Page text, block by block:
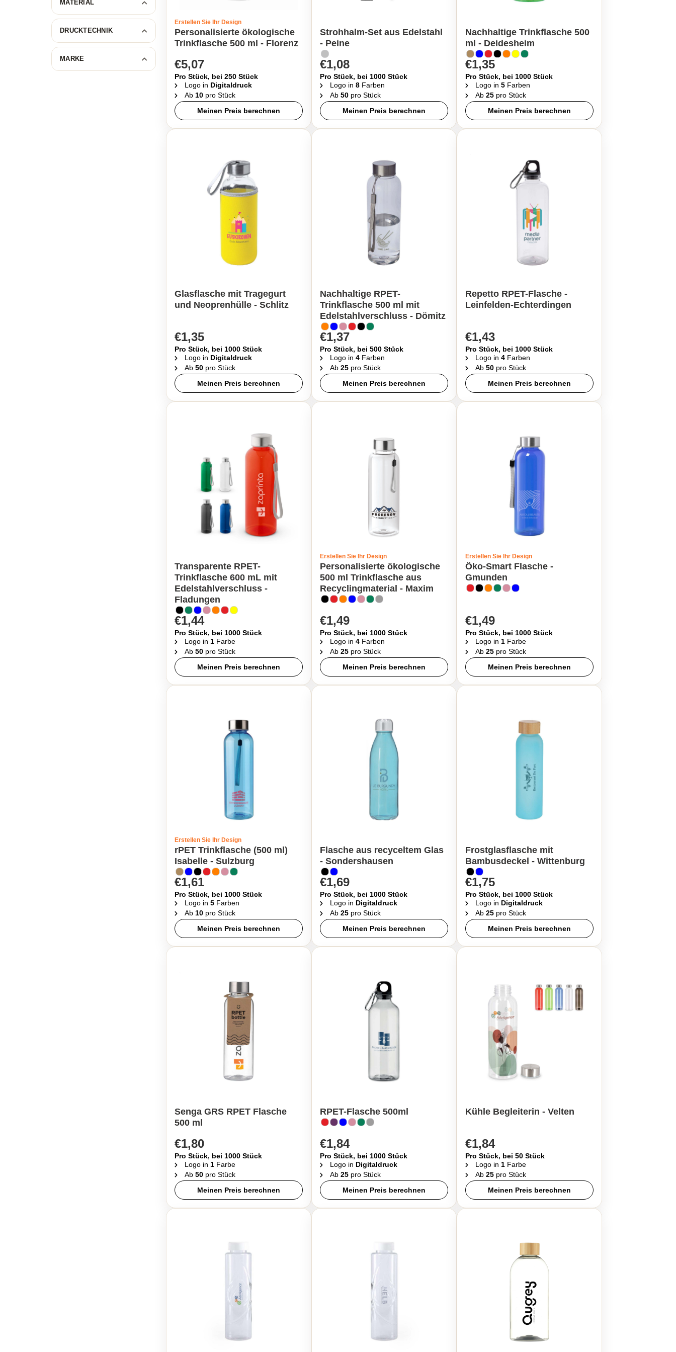
MATERIAL
DRUCKTECHNIK
MARKE
Erstellen Sie Ihr Design
Personalisierte ökologische
Trinkflasche 500 ml - Florenz
€5,07
Pro Stück, bei 250 Stück
Logo in Digitaldruck
Ab 10 pro Stück
Meinen Preis berechnen
Strohhalm-Set aus Edelstahl
- Peine
€1,08
Pro Stück, bei 1000 Stück
Logo in 8Farben
Ab 50pro Stück
Meinen Preis berechnen
Nachhaltige Trinkflasche 500
ml - Deidesheim
€1,35
Pro Stück, bei 1000 Stück
Logo in 5Farben
Ab 25pro Stück
Meinen Preis berechnen
Glasflasche mit Tragegurt
und Neoprenhülle - Schlitz
€1,35
Pro Stück, bei 1000 Stück
Logo in Digitaldruck
Ab 50 pro Stück
Meinen Preis berechnen
Nachhaltige RPET-
Trinkflasche 500 ml mit
Edelstahlverschluss - Dömitz
€1,37
Pro Stück, bei 500 Stück
Logo in 4Farben
Ab 25pro Stück
Meinen Preis berechnen
Repetto RPET-Flasche -
Leinfelden-Echterdingen
€1,43
Pro Stück, bei 1000 Stück
Logo in 4Farben
Ab 50pro Stück
Meinen Preis berechnen
Transparente RPET-
Trinkflasche 600 mL mit
Edelstahlverschluss -
Fladungen
€1,44
Pro Stück, bei 1000 Stück
Logo in 1 Farbe
Ab 50 pro Stück
Meinen Preis berechnen
Erstellen Sie Ihr Design
Personalisierte ökologische
500 ml Trinkflasche aus
Recyclingmaterial - Maxim
€1,49
Pro Stück, bei 1000 Stück
Logo in 4Farben
Ab 25pro Stück
Meinen Preis berechnen
Erstellen Sie Ihr Design
Öko-Smart Flasche -
Gmunden
€1,49
Pro Stück, bei 1000 Stück
Logo in 1Farbe
Ab 25pro Stück
Meinen Preis berechnen
Erstellen Sie Ihr Design
rPET Trinkflasche (500 ml)
Isabelle - Sulzburg
€1,61
Pro Stück, bei 1000 Stück
Logo in 5 Farben
Ab 10 pro Stück
Meinen Preis berechnen
Flasche aus recyceltem Glas
- Sondershausen
€1,69
Pro Stück, bei 1000 Stück
Logo in Digitaldruck
Ab 25pro Stück
Meinen Preis berechnen
Frostglasflasche mit
Bambusdeckel - Wittenburg
€1,75
Pro Stück, bei 1000 Stück
Logo in Digitaldruck
Ab 25pro Stück
Meinen Preis berechnen
Senga GRS RPET Flasche
500 ml
€1,80
Pro Stück, bei 1000 Stück
Logo in 1 Farbe
Ab 50 pro Stück
Meinen Preis berechnen
RPET-Flasche 500ml
€1,84
Pro Stück, bei 1000 Stück
Logo in Digitaldruck
Ab 25pro Stück
Meinen Preis berechnen
Kühle Begleiterin - Velten
€1,84
Pro Stück, bei 50 Stück
Logo in 1Farbe
Ab 25pro Stück
Meinen Preis berechnen